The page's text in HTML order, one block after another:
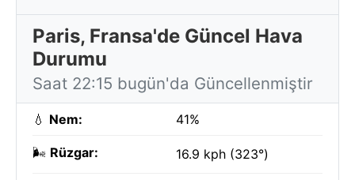
Paris, Fransa'de Güncel Hava
Durumu
Saat 22:15 bugün'da Güncellenmiştir
💧 Nem: 41%
🌬️ Rüzgar: 16.9 kph (323°)